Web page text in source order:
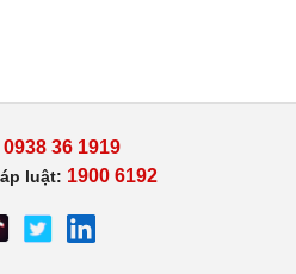
0938 36 1919
luật: 1900 6192